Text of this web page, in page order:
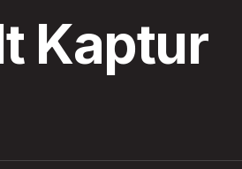
Kaptur